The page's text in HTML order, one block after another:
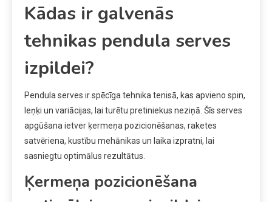
Kādas ir galvenās
tehnikas pendula serves
izpildei?
Pendula serves ir spēcīga tehnika tenisā, kas apvieno spin,
leņķi un variācijas, lai turētu pretiniekus neziņā. Šīs serves
apgūšana ietver ķermeņa pozicionēšanas, raketes
satvēriena, kustību mehānikas un laika izpratni, lai
sasniegtu optimālus rezultātus.
Ķermeņa pozicionēšana